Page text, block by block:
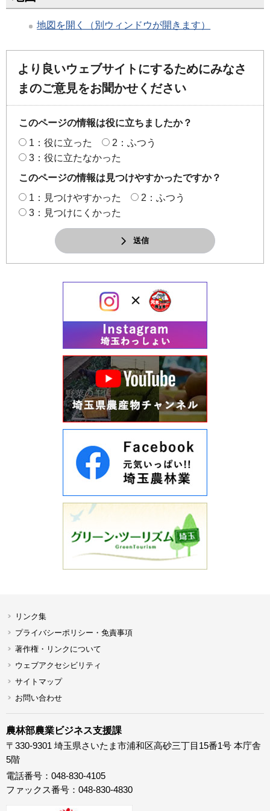
地図を開く（別ウィンドウが開きます）
より良いウェブサイトにするためにみなさ
まのご意見をお聞かせください
このページの情報は役に立ちましたか？
1：役に立った
2：ふつう
3：役に立たなかった
このページの情報は見つけやすかったですか？
1：見つけやすかった
2：ふつう
3：見つけにくかった
送信
リンク集
プライバシーポリシー・免責事項
著作権・リンクについて
ウェブアクセシビリティ
サイトマップ
お問い合わせ
農林部農業ビジネス支援課
〒330-9301 埼玉県さいたま市浦和区高砂三丁目15番1号 本庁舎
5階
電話番号：048-830-4105
ファックス番号：048-830-4830